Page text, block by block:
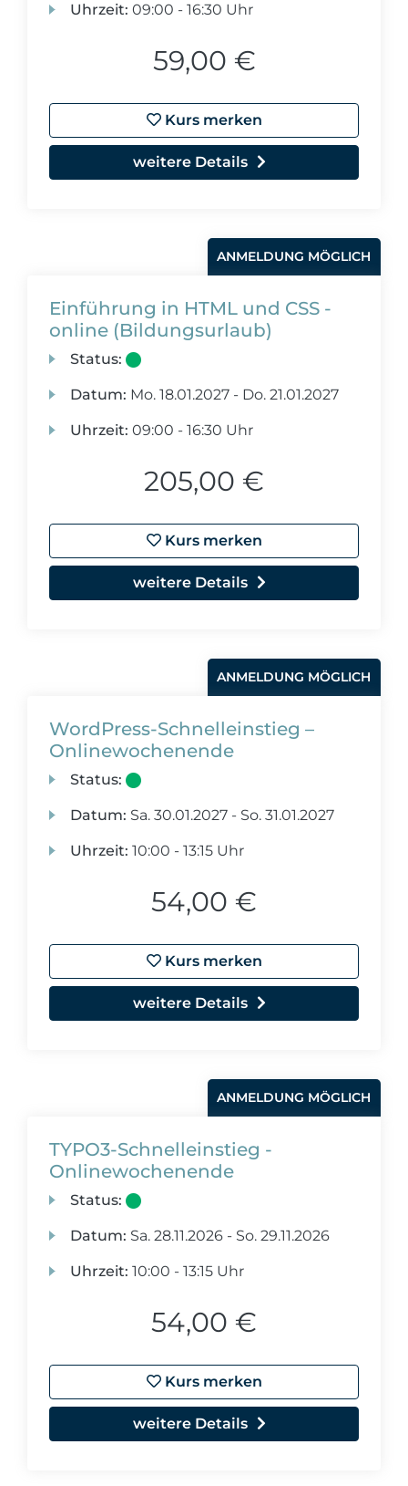
Uhrzeit: 09:00 - 16:30 Uhr
59,00 €
Kurs merken
weitere Details
ANMELDUNG MÖGLICH
Einführung in HTML und CSS -
online (Bildungsurlaub)
Status:
Datum: Mo. 18.01.2027 - Do. 21.01.2027
Uhrzeit: 09:00 - 16:30 Uhr
205,00 €
Kurs merken
weitere Details
ANMELDUNG MÖGLICH
WordPress-Schnelleinstieg –
Onlinewochenende
Status:
Datum: Sa. 30.01.2027 - So. 31.01.2027
Uhrzeit: 10:00 - 13:15 Uhr
54,00 €
Kurs merken
weitere Details
ANMELDUNG MÖGLICH
TYPO3-Schnelleinstieg -
Onlinewochenende
Status:
Datum: Sa. 28.11.2026 - So. 29.11.2026
Uhrzeit: 10:00 - 13:15 Uhr
54,00 €
Kurs merken
weitere Details